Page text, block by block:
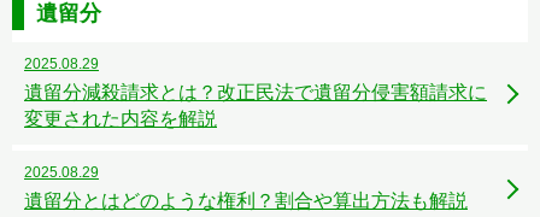
遺留分
2025.08.29
遺留分減殺請求とは？改正民法で遺留分侵害額請求に
変更された内容を解説
2025.08.29
遺留分とはどのような権利？割合や算出方法も解説